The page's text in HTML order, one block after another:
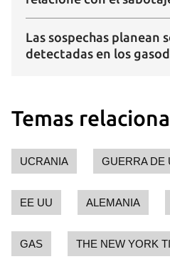
Las sospechas planean
detectadas en los
Temas
UCRANIA GUERRA DE
EE UU ALEMANIA
GAS THE NEW YORK